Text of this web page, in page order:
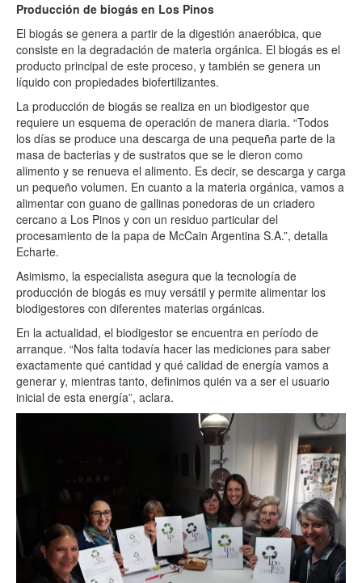
Producción de biogás en Los Pinos
El biogás se genera a partir de la digestión anaeróbica, que
consiste en la degradación de materia orgánica. El biogás es el
producto principal de este proceso, y también se genera un
líquido con propiedades biofertilizantes.
La producción de biogás se realiza en un biodigestor que
requiere un esquema de operación de manera diaria. “Todos
los días se produce una descarga de una pequeña parte de la
masa de bacterias y de sustratos que se le dieron como
alimento y se renueva el alimento. Es decir, se descarga y carga
un pequeño volumen. En cuanto a la materia orgánica, vamos a
alimentar con guano de gallinas ponedoras de un criadero
cercano a Los Pinos y con un residuo particular del
procesamiento de la papa de McCain Argentina S.A.”, detalla
Echarte.
Asimismo, la especialista asegura que la tecnología de
producción de biogás es muy versátil y permite alimentar los
biodigestores con diferentes materias orgánicas.
En la actualidad, el biodigestor se encuentra en período de
arranque. “Nos falta todavía hacer las mediciones para saber
exactamente qué cantidad y qué calidad de energía vamos a
generar y, mientras tanto, definimos quién va a ser el usuario
inicial de esta energía”, aclara.